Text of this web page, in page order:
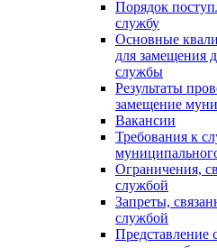
Порядок
службу
Основные
для замещения
службы
Результаты
замещение
Вакансии
Требования к
Ограничения,
службой
Запреты,
службой
Представление